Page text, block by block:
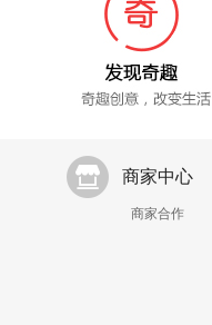
商家中心
商家合作